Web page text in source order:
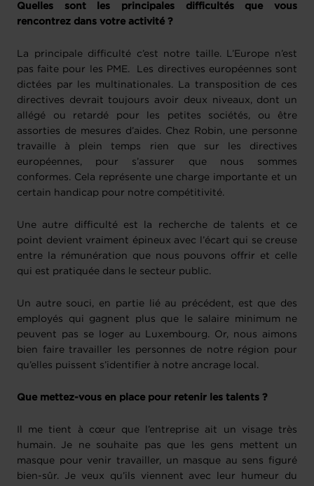
Quelles sont les principales difficultés que vous
rencontrez dans votre activité ?
La principale difficulté c’est notre taille.
L’Europe n’est
pas faite pour les PME. Les directives européennes sont
dictées par les multinationales. La transposition de ces
directives devrait toujours avoir deux niveaux, dont un
allégé ou retardé pour les petites sociétés, ou être
assorties de mesures d’aides. Chez Robin, une personne
travaille à plein temps rien que sur les directives
européennes, pour s’assurer que nous sommes
conformes. Cela représente une charge importante et un
certain handicap pour notre compétitivité.
Une autre difficulté est la recherche de talents et ce
point devient vraiment épineux avec l’écart qui se creuse
entre la rémunération que nous pouvons offrir et celle
qui est pratiquée dans le secteur public.
Un autre souci, en partie lié au précédent, est que des
employés qui gagnent plus que le salaire minimum ne
peuvent pas se loger au Luxembourg. Or, nous aimons
bien faire travailler les personnes de notre région pour
qu’elles puissent s’identifier à notre ancrage local.
Que mettez-vous en place pour retenir les talents ?
Il me tient à cœur que l’entreprise ait un visage très
humain. Je ne souhaite pas que les gens mettent un
masque pour venir travailler, un masque au sens figuré
bien-sûr. Je veux qu’ils viennent avec leur humeur du